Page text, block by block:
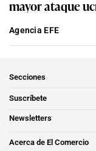
mayor ataque
Agencia EFE
Secciones
Suscríbete
Newsletters
Acerca de El Comercio